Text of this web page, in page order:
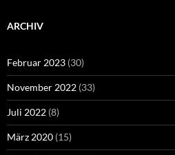
ARCHIV
Februar 2023 (30)
November 2022 (33)
Juli 2022 (8)
März 2020 (15)